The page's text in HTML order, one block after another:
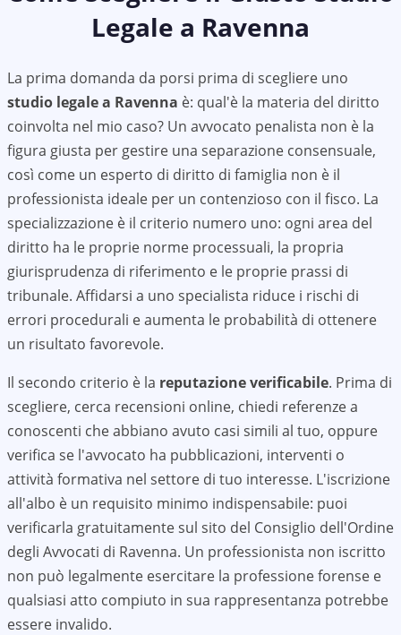
Legale a Ravenna
La prima domanda da porsi prima di scegliere uno
studio legale a Ravenna è: qual'è la materia del diritto
coinvolta nel mio caso? Un avvocato penalista non è la
figura giusta per gestire una separazione consensuale,
così come un esperto di diritto di famiglia non è il
professionista ideale per un contenzioso con il fisco. La
specializzazione è il criterio numero uno: ogni area del
diritto ha le proprie norme processuali, la propria
giurisprudenza di riferimento e le proprie prassi di
tribunale. Affidarsi a uno specialista riduce i rischi di
errori procedurali e aumenta le probabilità di ottenere
un risultato favorevole.
Il secondo criterio è la reputazione verificabile. Prima di
scegliere, cerca recensioni online, chiedi referenze a
conoscenti che abbiano avuto casi simili al tuo, oppure
verifica se l'avvocato ha pubblicazioni, interventi o
attività formativa nel settore di tuo interesse. L'iscrizione
all'albo è un requisito minimo indispensabile: puoi
verificarla gratuitamente sul sito del Consiglio dell'Ordine
degli Avvocati di Ravenna. Un professionista non iscritto
non può legalmente esercitare la professione forense e
qualsiasi atto compiuto in sua rappresentanza potrebbe
essere invalido.